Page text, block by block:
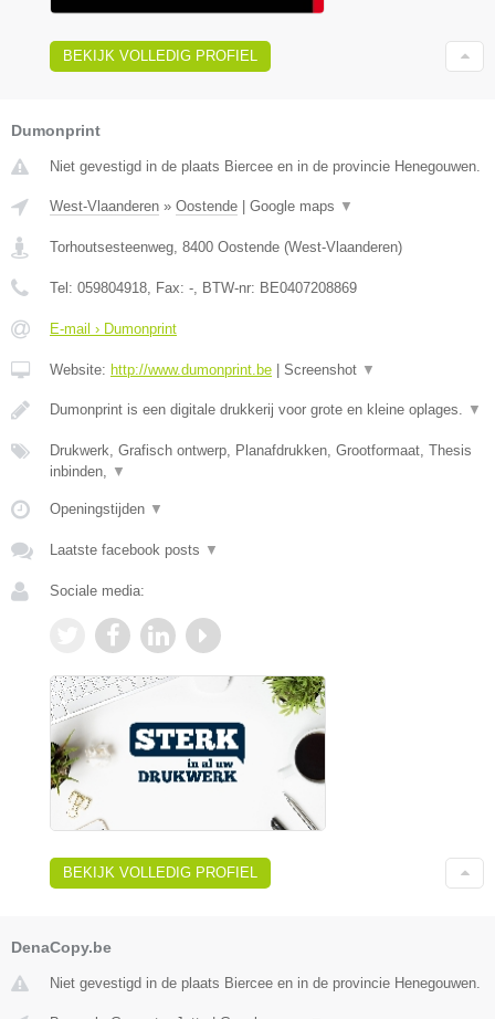
BEKIJK VOLLEDIG PROFIEL
Dumonprint
Niet gevestigd in de plaats Biercee en in de provincie Henegouwen.
West-Vlaanderen » Oostende Google maps ▼
Torhoutsesteenweg 8400 Oostende (West-Vlaanderen)
Tel: 059804918 , Fax: - , BTW-nr: BE0407208869
E-mail › Dumonprint
Website: http://www.dumonprint.be Screenshot ▼
Dumonprint is een digitale drukkerij voor grote en kleine oplages. ▼
Drukwerk, Grafisch ontwerp, Planafdrukken, Grootformaat, Thesis
inbinden,
▼
Openingstijden ▼
Laatste facebook posts ▼
Sociale media:
BEKIJK VOLLEDIG PROFIEL
DenaCopy.be
Niet gevestigd in de plaats Biercee en in de provincie Henegouwen.